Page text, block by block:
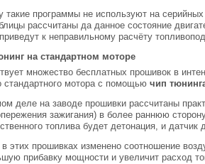
такие программы не используют на
рассчитаны да данное состояние
к неправильному расчёту
на стандартном моторе
множество бесплатных прошивок в
стандартного мотора с помощьючип
деле на заводе прошивки рассчитаны
зажигания) в более раннюю
топлива будет детонация, и
этих прошивках изменено соотношение
прибавку мощности и увеличит расход